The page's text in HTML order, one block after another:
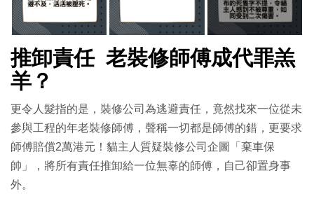
推卸責任 老裝修師傅成代罪羔
羊？
更令人髮指的是，裝修公司為逃避責任，竟然找來一位從未
參與工程的年老裝修師傅，聲稱一切都是師傅的錯，更要求
師傅賠償2萬港元！貓主人質疑裝修公司企圖「棄車保
帥」，將所有責任推卸給一位無辜的師傅，自己卻置身事
外。